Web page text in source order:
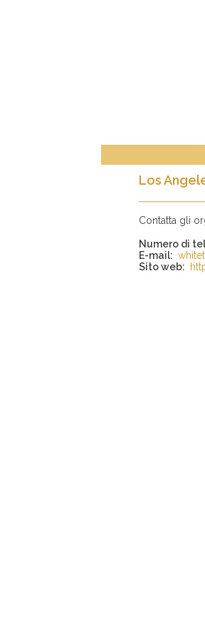
Los
Contatta gli
Numero di
E-mail:
Sito web: